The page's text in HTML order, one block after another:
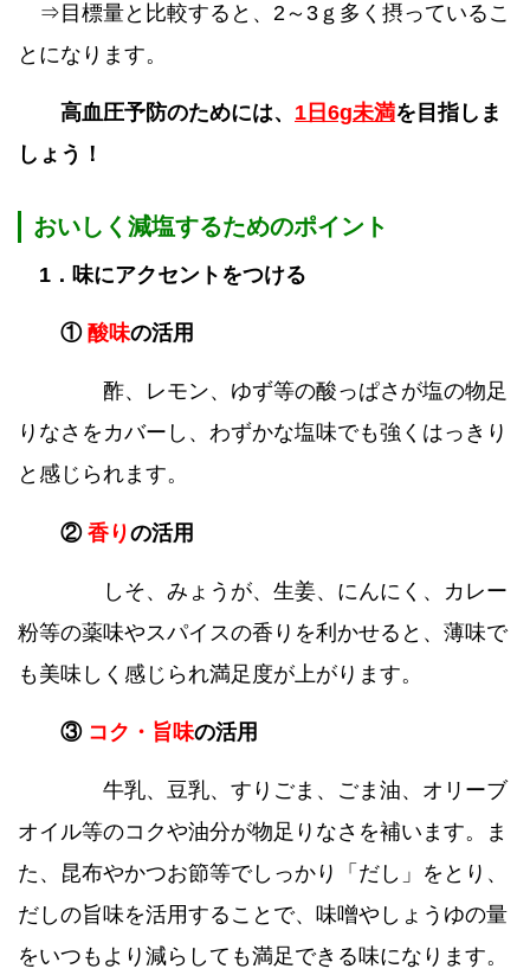
⇒目標量と比較すると、2～3ｇ多く摂っているこ
とになります。
高血圧予防のためには、 1日6g未満を目指しま
しょう！
おいしく減塩するためのポイント
1．味にアクセントをつける
① 酸味の活用
酢、レモン、ゆず等の酸っぱさが塩の物足
りなさをカバーし、わずかな塩味でも強くはっきり
と感じられます。
② 香りの活用
しそ、みょうが、生姜、にんにく、カレー
粉等の薬味やスパイスの香りを利かせると、薄味で
も美味しく感じられ満足度が上がります。
③ コク・旨味の活用
牛乳、豆乳、すりごま、ごま油、オリーブ
オイル等のコクや油分が物足りなさを補います。ま
た、昆布やかつお節等でしっかり「だし」をとり、
だしの旨味を活用することで、味噌やしょうゆの量
をいつもより減らしても満足できる味になります。